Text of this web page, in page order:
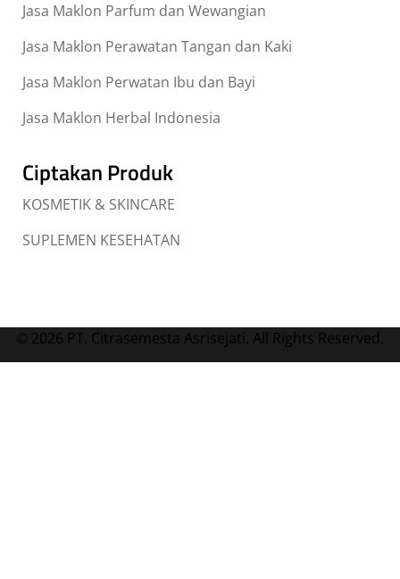
Jasa Maklon Parfum dan Wewangian
Jasa Maklon Perawatan Tangan dan Kaki
Jasa Maklon Perwatan Ibu dan Bayi
Jasa Maklon Herbal Indonesia
Ciptakan Produk
KOSMETIK & SKINCARE
SUPLEMEN KESEHATAN
© 2026 PT. Citrasemesta Asrisejati. All Rights Reserved.